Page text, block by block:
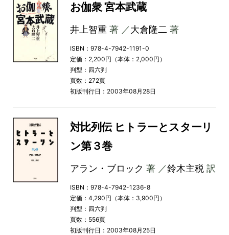
お伽衆 宮本武蔵
井上智重 著 ／大倉隆二 著
ISBN：978-4-7942-1191-0
定価：2,200円（本体：2,000円）
判型：四六判
頁数：272頁
初版刊行日：2003年08月28日
対比列伝 ヒトラーとスターリ
ン第３巻
アラン・ブロック 著 ／鈴木主税訳
ISBN：978-4-7942-1236-8
定価：4,290円（本体：3,900円）
判型：四六判
頁数：556頁
初版刊行日：2003年08月25日